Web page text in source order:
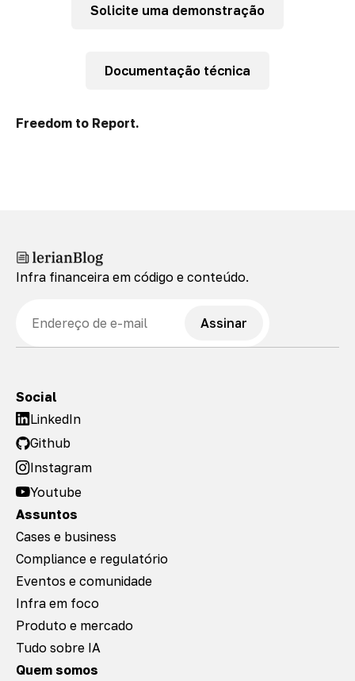
Solicite uma demonstração
Documentação técnica
Freedom to Report.
Infra financeira em código e conteúdo.
E-mail Assinar
Social
LinkedIn
Github
Instagram
Youtube
Assuntos
Cases e business
Compliance e regulatório
Eventos e comunidade
Infra em foco
Produto e mercado
Tudo sobre IA
Quem somos